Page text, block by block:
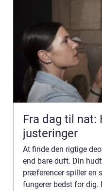
Fra dag til nat:
justeringer
At finde den rigtige
end bare duft. Din
præferencer spiller en
fungerer bedst for dig.